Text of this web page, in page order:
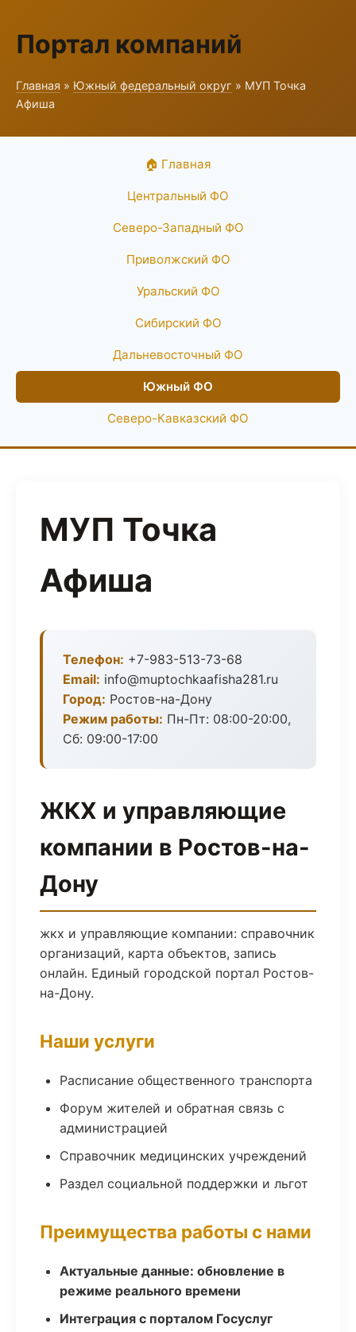
Портал компаний
Главная » Южный федеральный округ » МУП Точка
Афиша
🏠 Главная
Центральный ФО
Северо-Западный ФО
Приволжский ФО
Уральский ФО
Сибирский ФО
Дальневосточный ФО
Южный ФО
Северо-Кавказский ФО
МУП Точка
Афиша
Телефон: +7-983-513-73-68
Email: info@muptochkaafisha281.ru
Город: Ростов-на-Дону
Режим работы: Пн-Пт: 08:00-20:00,
Сб: 09:00-17:00
ЖКХ и управляющие
компании в Ростов-на-
Дону
жкх и управляющие компании: справочник
организаций, карта объектов, запись
онлайн. Единый городской портал Ростов-
на-Дону.
Наши услуги
Расписание общественного транспорта
Форум жителей и обратная связь с
администрацией
Справочник медицинских учреждений
Раздел социальной поддержки и льгот
Преимущества работы с нами
Актуальные данные: обновление в
режиме реального времени
Интеграция с порталом Госуслуг